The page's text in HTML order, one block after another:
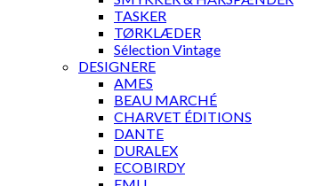
TASKER
TØRKLÆDER
Sélection Vintage
DESIGNERE
AMES
BEAU MARCHÉ
CHARVET ÉDITIONS
DANTE
DURALEX
ECOBIRDY